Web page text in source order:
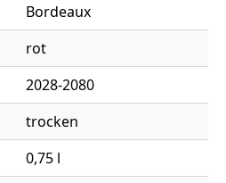
Bordeaux
rot
2028-2080
trocken
0,75 l